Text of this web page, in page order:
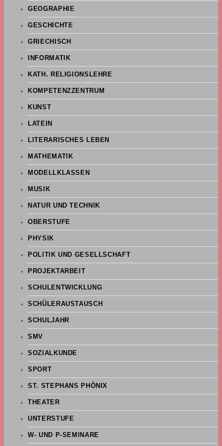
GEOGRAPHIE
GESCHICHTE
GRIECHISCH
INFORMATIK
KATH. RELIGIONSLEHRE
KOMPETENZZENTRUM
KUNST
LATEIN
LITERARISCHES LEBEN
MATHEMATIK
MODELLKLASSEN
MUSIK
NATUR UND TECHNIK
OBERSTUFE
PHYSIK
POLITIK UND GESELLSCHAFT
PROJEKTARBEIT
SCHULENTWICKLUNG
SCHÜLERAUSTAUSCH
SCHULJAHR
SMV
SOZIALKUNDE
SPORT
ST. STEPHANS PHÖNIX
THEATER
UNTERSTUFE
W- UND P-SEMINARE